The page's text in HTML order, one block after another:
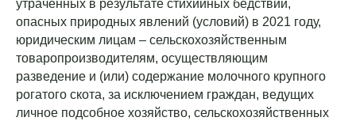
утраченных в результате стихийных бедствий,
опасных природных явлений (условий) в 2021 году,
юридическим лицам – сельскохозяйственным
товаропроизводителям, осуществляющим
разведение и (или) содержание молочного крупного
рогатого скота, за исключением граждан, ведущих
личное подсобное хозяйство, сельскохозяйственных